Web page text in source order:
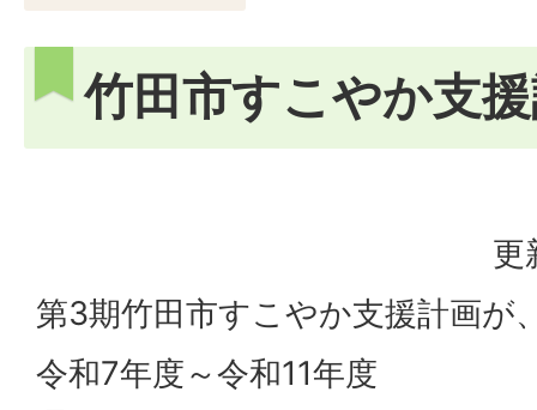
竹田市すこやか支
更
第3期竹田市すこやか支援計画が
令和7年度～令和11年度